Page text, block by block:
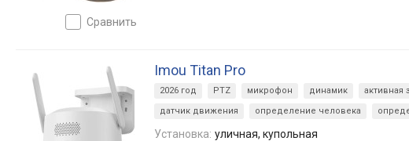
сравнить
Imou Titan Pro
2026 год PTZ микрофон динамик активная
датчик движения
определение человека
Установка: уличная, купольная